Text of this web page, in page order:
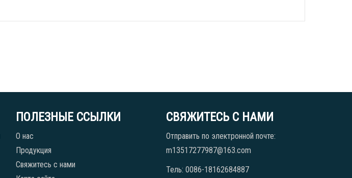
ПОЛЕЗНЫЕ ССЫЛКИ
О нас
Продукция
Свяжитесь с нами
СВЯЖИТЕСЬ С НАМИ
Отправить по электронной почте:
m13517277987@163.com
Тель: 0086-18162684887